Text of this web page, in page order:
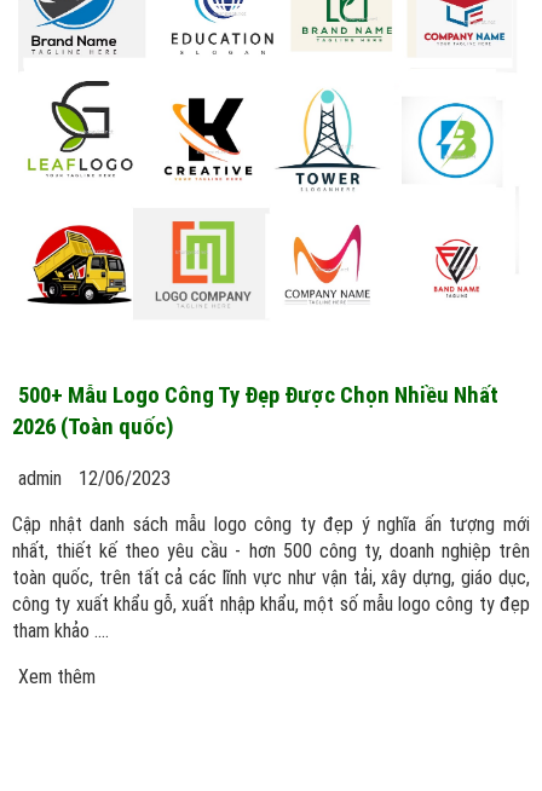
500+ Mẫu Logo Công Ty Đẹp Được Chọn Nhiều Nhất
2026 (Toàn quốc)
admin
12/06/2023
Cập nhật danh sách mẫu logo công ty đẹp ý nghĩa ấn tượng mới
nhất, thiết kế theo yêu cầu - hơn 500 công ty, doanh nghiệp trên
toàn quốc, trên tất cả các lĩnh vực như vận tải, xây dựng, giáo dục,
công ty xuất khẩu gỗ, xuất nhập khẩu, một số mẫu logo công ty đẹp
tham khảo ....
Xem thêm